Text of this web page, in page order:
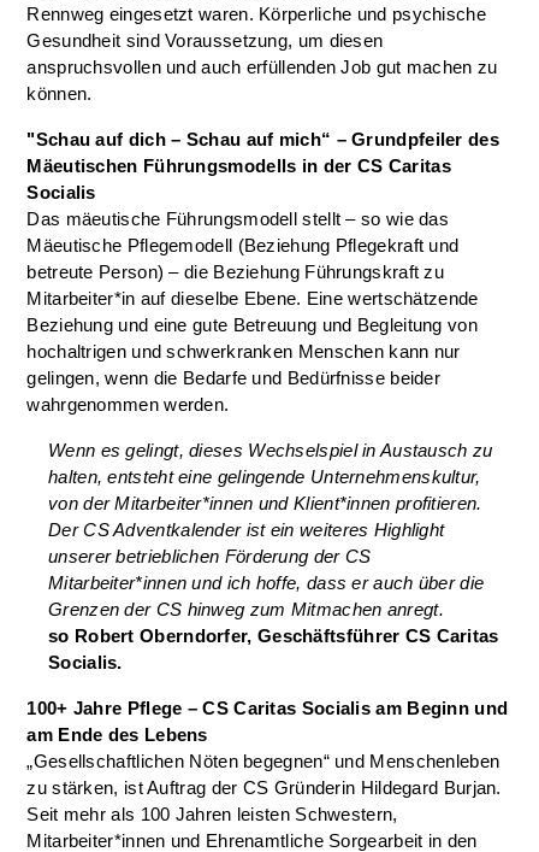
Rennweg eingesetzt waren. Körperliche und psychische
Gesundheit sind Voraussetzung, um diesen
anspruchsvollen und auch erfüllenden Job gut machen zu
können.
"Schau auf dich – Schau auf mich“ – Grundpfeiler des
Mäeutischen Führungsmodells in der CS Caritas
Socialis
Das mäeutische Führungsmodell stellt – so wie das
Mäeutische Pflegemodell (Beziehung Pflegekraft und
betreute Person) – die Beziehung Führungskraft zu
Mitarbeiter*in auf dieselbe Ebene. Eine wertschätzende
Beziehung und eine gute Betreuung und Begleitung von
hochaltrigen und schwerkranken Menschen kann nur
gelingen, wenn die Bedarfe und Bedürfnisse beider
wahrgenommen werden.
Wenn es gelingt, dieses Wechselspiel in Austausch zu
halten, entsteht eine gelingende Unternehmenskultur,
von der Mitarbeiter*innen und Klient*innen profitieren.
Der CS Adventkalender ist ein weiteres Highlight
unserer betrieblichen Förderung der CS
Mitarbeiter*innen und ich hoffe, dass er auch über die
Grenzen der CS hinweg zum Mitmachen anregt.
so Robert Oberndorfer, Geschäftsführer CS Caritas
Socialis.
100+ Jahre Pflege – CS Caritas Socialis am Beginn und
am Ende des Lebens
„Gesellschaftlichen Nöten begegnen“ und Menschenleben
zu stärken, ist Auftrag der CS Gründerin Hildegard Burjan.
Seit mehr als 100 Jahren leisten Schwestern,
Mitarbeiter*innen und Ehrenamtliche Sorgearbeit in den